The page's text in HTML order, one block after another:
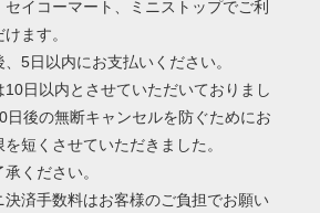
セイコーマート、ミニストップでご利
ます。
、5日以内にお支払いください。
日以内とさせていただいておりまし
日後の無断キャンセルを防ぐためにお
短くさせていただきました。
ください。
決済手数料はお客様のご負担でお願い